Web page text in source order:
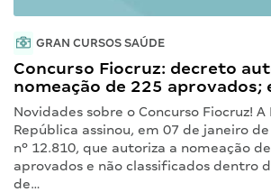
GRAN CURSOS SAÚDE
Concurso Fiocruz: decreto
nomeação de 225 aprovados;
Novidades sobre o Concurso Fiocruz! A
República assinou, em 07 de janeiro
nº 12.810, que autoriza a nomeação
aprovados e não classificados dentro
de…